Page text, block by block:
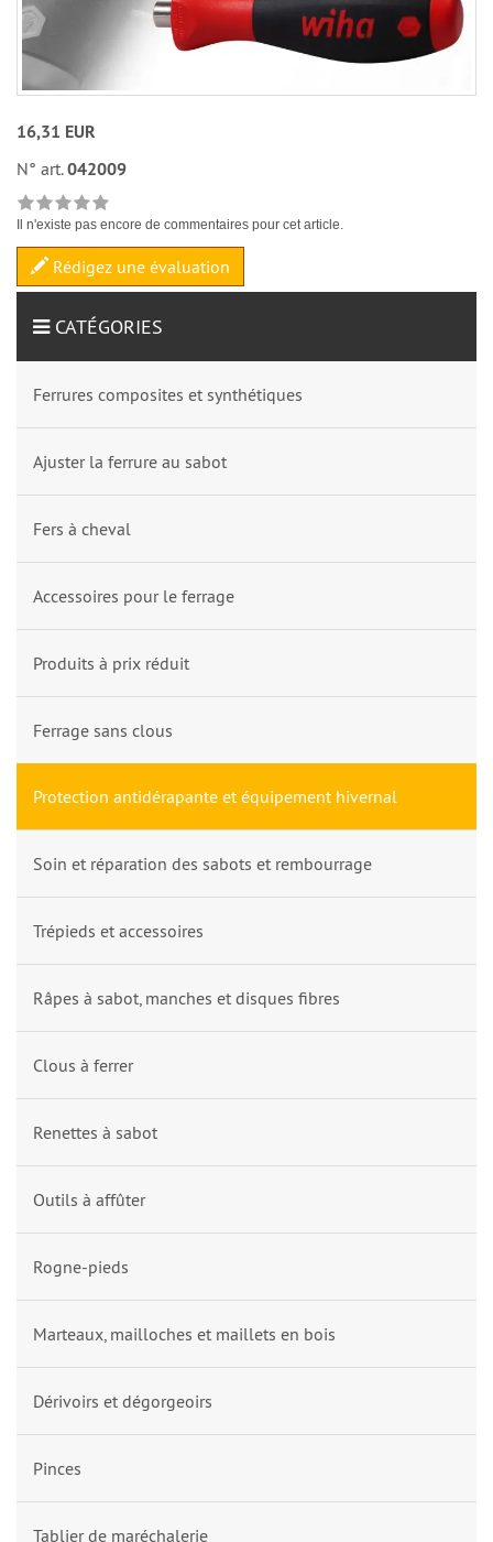
16,31 EUR
N° art.042009
Il n'existe pas encore de commentaires pour cet article.
Rédigez une évaluation
CATÉGORIES
Ferrures composites et synthétiques
Ajuster la ferrure au sabot
Fers à cheval
Accessoires pour le ferrage
Produits à prix réduit
Ferrage sans clous
Protection antidérapante et équipement hivernal
Soin et réparation des sabots et rembourrage
Trépieds et accessoires
Râpes à sabot, manches et disques fibres
Clous à ferrer
Renettes à sabot
Outils à affûter
Rogne-pieds
Marteaux, mailloches et maillets en bois
Dérivoirs et dégorgeoirs
Pinces
Tablier de maréchalerie